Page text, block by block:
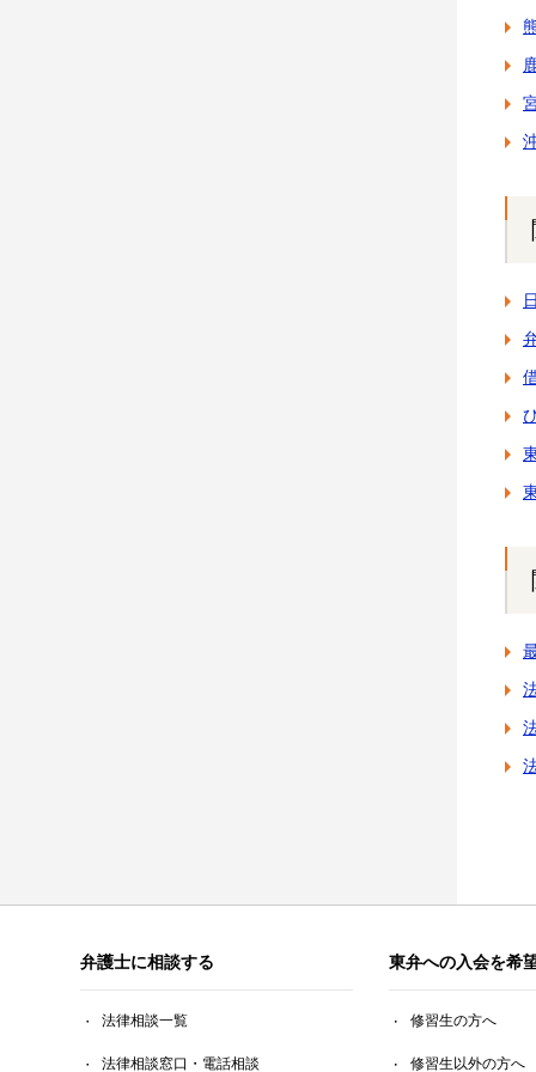
弁護士に相談する
法律相談一覧
法律相談窓口・電話相談
東弁への入会を希
修習生の方へ
修習生以外の方へ